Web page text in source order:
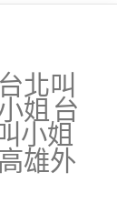
台北叫
姐 台
小姐
雄外